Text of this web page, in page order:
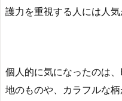
護力を重視する人には人気
個人的に気になったのは
地のものや、カラフルな